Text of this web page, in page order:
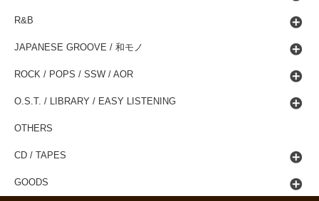
R&B
JAPANESE GROOVE / 和モノ
ROCK / POPS / SSW / AOR
O.S.T. / LIBRARY / EASY LISTENING
OTHERS
CD / TAPES
GOODS